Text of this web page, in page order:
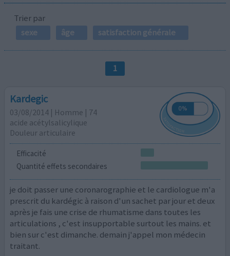
Trier par
sexe
âge satisfaction générale
1
Kardegic
03/08/2014 | Homme | 74
acide acétylsalicylique
Douleur articulaire
Efficacité
Quantité effets secondaires
je doit passer une coronarographie et le cardiologue m'a
prescrit du kardégic à raison d'un sachet par jour et deux
après je fais une crise de rhumatisme dans toutes les
articulations , c'est insupportable surtout les mains. et
bien sur c'est dimanche. demain j'appel mon médecin
traitant.